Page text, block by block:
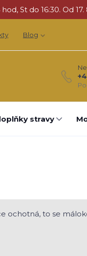
St do 16:30. Od
Blog
stravy
ochotná, to se